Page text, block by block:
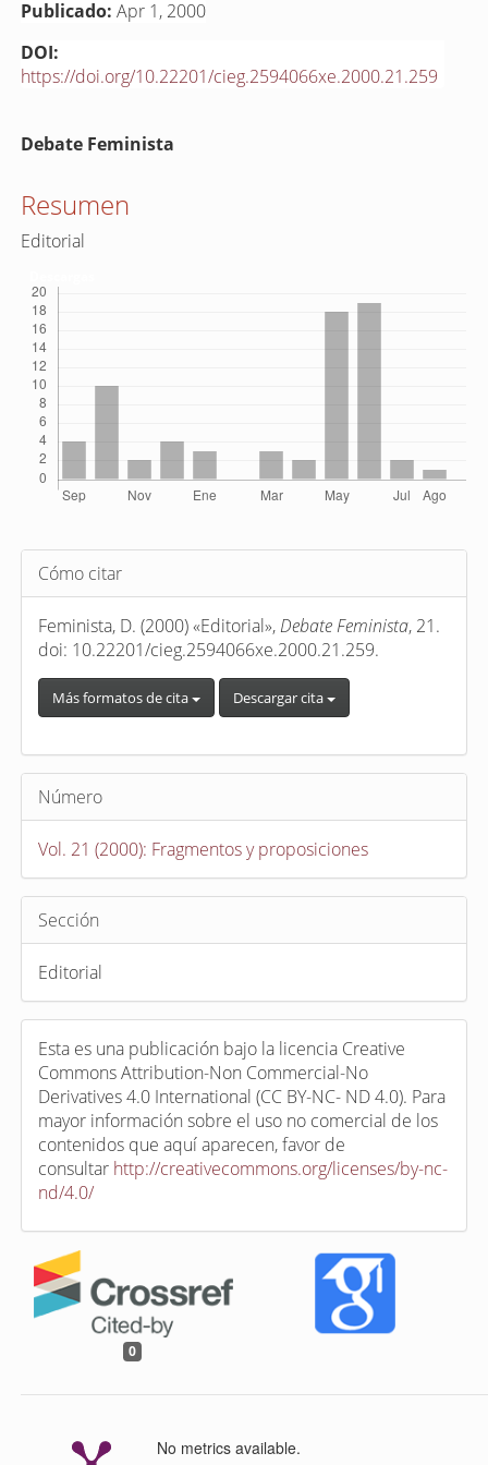
Publicado: Apr 1, 2000
DOI:
https://doi.org/10.22201/cieg.2594066xe.2000.21.259
Contenido
del
artículo
Debate Feminista
Resumen
Editorial
Detalles
del
artículo
Cómo citar
Feminista, D. (2000) «Editorial», Debate Feminista, 21.
doi: 10.22201/cieg.2594066xe.2000.21.259.
Más formatos de cita Descargar cita
Número
Vol. 21 (2000): Fragmentos y proposiciones
Sección
Editorial
Esta es una publicación bajo la licencia Creative
Commons Attribution-Non Commercial-No
Derivatives 4.0 International (CC BY-NC- ND 4.0). Para
mayor información sobre el uso no comercial de los
contenidos que aquí aparecen, favor de
consultar http://creativecommons.org/licenses/by-nc-
nd/4.0/
0
No metrics available.